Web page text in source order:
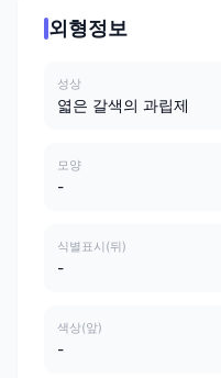
외형정보
성상
엷은 갈색의 과립제
모양
-
식별표시(뒤)
-
색상(앞)
-